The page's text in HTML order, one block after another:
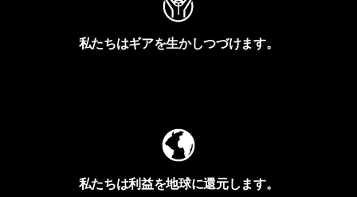
私たちはギアを生かしつづけます。
私たちは利益を地球に還元します。